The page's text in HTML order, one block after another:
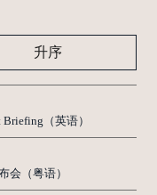
升序
（英语）
会（粤语）